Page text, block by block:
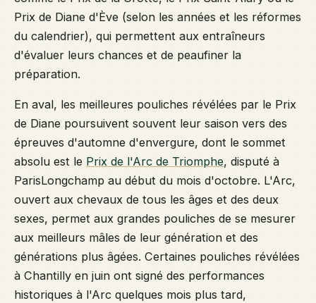
Prix de Diane d'Ève (selon les années et les réformes
du calendrier), qui permettent aux entraîneurs
d'évaluer leurs chances et de peaufiner la
préparation.
En aval, les meilleures pouliches révélées par le Prix
de Diane poursuivent souvent leur saison vers des
épreuves d'automne d'envergure, dont le sommet
absolu est le Prix de l'Arc de Triomphe, disputé à
ParisLongchamp au début du mois d'octobre. L'Arc,
ouvert aux chevaux de tous les âges et des deux
sexes, permet aux grandes pouliches de se mesurer
aux meilleurs mâles de leur génération et des
générations plus âgées. Certaines pouliches révélées
à Chantilly en juin ont signé des performances
historiques à l'Arc quelques mois plus tard,